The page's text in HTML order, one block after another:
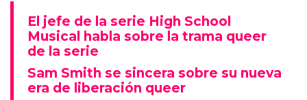
El jefe de la serie High School
Musical habla sobre la trama queer
de la serie
Sam Smith se sincera sobre su nueva
era de liberación queer